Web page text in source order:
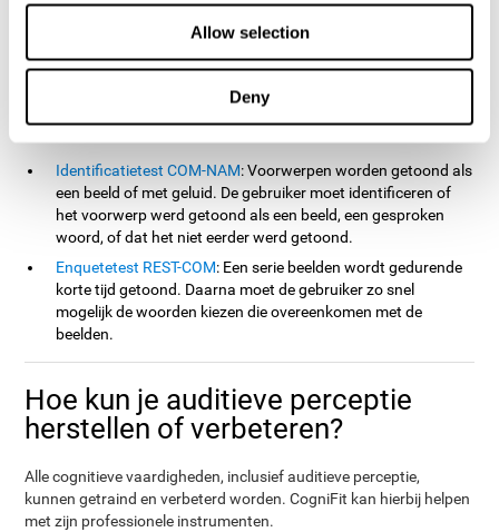
Allow selection
Deny
Test van Geheugensimulatie (TOMM) en de Test van Variabelen
van Aandacht (TOVA). Behalve auditieve perceptie, meten deze
tests ook naamgeving, reactietijd, verwerkingssnelheid,
contextueel geheugen, werkgeheugen, cognitieve flexibiliteit,
visueel geheugen, visuele perceptie en herkenning.
Identificatietest COM-NAM: Voorwerpen worden getoond als
een beeld of met geluid. De gebruiker moet identificeren of
het voorwerp werd getoond als een beeld, een gesproken
woord, of dat het niet eerder werd getoond.
Enquetetest REST-COM: Een serie beelden wordt gedurende
korte tijd getoond. Daarna moet de gebruiker zo snel
mogelijk de woorden kiezen die overeenkomen met de
beelden.
Hoe kun je auditieve perceptie
herstellen of verbeteren?
Alle cognitieve vaardigheden, inclusief auditieve perceptie,
kunnen getraind en verbeterd worden. CogniFit kan hierbij helpen
met zijn professionele instrumenten.